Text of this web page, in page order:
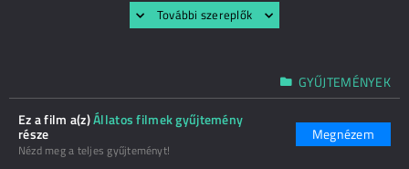
További szereplők
GYŰJTEMÉNYEK
Ez a film a(z)Állatos filmek gyűjtemény
része
Nézd meg a teljes gyűjteményt!
Megnézem